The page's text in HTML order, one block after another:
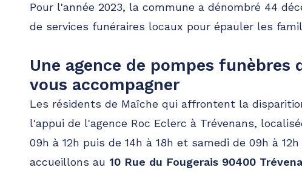
Pour l'année 2023, la commune a dénombré 44
de services funéraires locaux pour épauler les
Une agence de pompes funèbres
vous accompagner
Les résidents de Maîche qui affrontent la
l'appui de l'agence Roc Eclerc à Trévenans,
09h à 12h puis de 14h à 18h et samedi de 09h à
accueillons au 10 Rue du Fougerais 90400